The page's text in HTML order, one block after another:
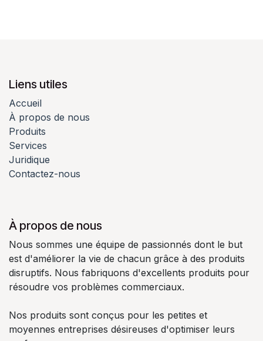
Liens utiles
Accueil
À propos de nous
Produits
Services
Juridique
Contactez-nous
À propos de nous
Nous sommes une équipe de passionnés dont le but
est d'améliorer la vie de chacun grâce à des produits
disruptifs. Nous fabriquons d'excellents produits pour
résoudre vos problèmes commerciaux.
Nos produits sont conçus pour les petites et
moyennes entreprises désireuses d'optimiser leurs